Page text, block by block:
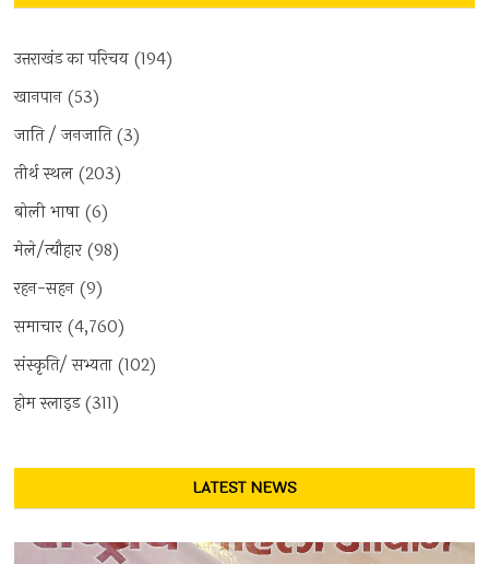
उत्तराखंड का परिचय (194)
खानपान (53)
जाति / जनजाति(3)
तीर्थ स्थल (203)
बोली भाषा (6)
मेले/त्यौहार(98)
रहन-सहन (9)
समाचार(4,760)
संस्कृति/ सभ्यता (102)
होम स्लाइड(311)
LATEST NEWS